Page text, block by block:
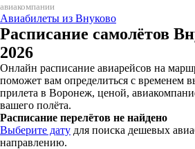
авиакомпании
Авиабилеты из Внуково
Расписание самолётов
2026
Онлайн расписание авиарейсов на
поможет вам определиться с временем
прилета в Воронеж, ценой,
вашего полёта.
Расписание перелётов не найдено
Выберите дату для поиска дешевых
направлению.